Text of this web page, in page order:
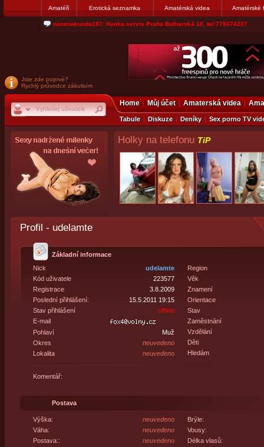
Amatéři Erotická seznamka Amatérská videa Amatérské
jjoseff: Najde se par, ktery nekdy přemýšlel o divákovi. Napiste
Jste zde poprvé?
Rychlý průvodce zákulisím
Home Můj účet Amaterská videa
Tabule Diskuze Deníky Sex porno TV
Holky na telefonu TiP
Profil - udelamte
Základní informace
Nick
udelamte
Kód uživatele
223577
Registrace
3.8.2009
Poslední přihlášení:
15.5.2011 19:15
Stav přihlášení
offline
E-mail
Pohlaví
Muž
Okres
neuvedeno
Lokalita
neuvedeno
Region
Věk
Znamení
Orientace
Stav
Zaměstnání
Vzdělání
Děti
Hledám
Komentář:
Postava
Výška:
neuvedeno
Váha:
neuvedeno
Postava::
neuvedeno
Brýle:
Vousy:
Délka vlasů: